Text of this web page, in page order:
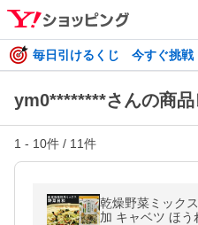
毎日引けるくじ 今すぐ挑戦
ym0********さんの商品
1 - 10件 / 11件
乾燥野菜ミック
加 キャベツ ほ